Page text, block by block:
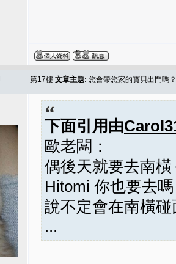
第17樓 文章主題: 您會帶您家的寶貝出門嗎？
下面引用由
歐老闆：
偶後天就要去南
Hitomi 你也要去
說不定會在南
...